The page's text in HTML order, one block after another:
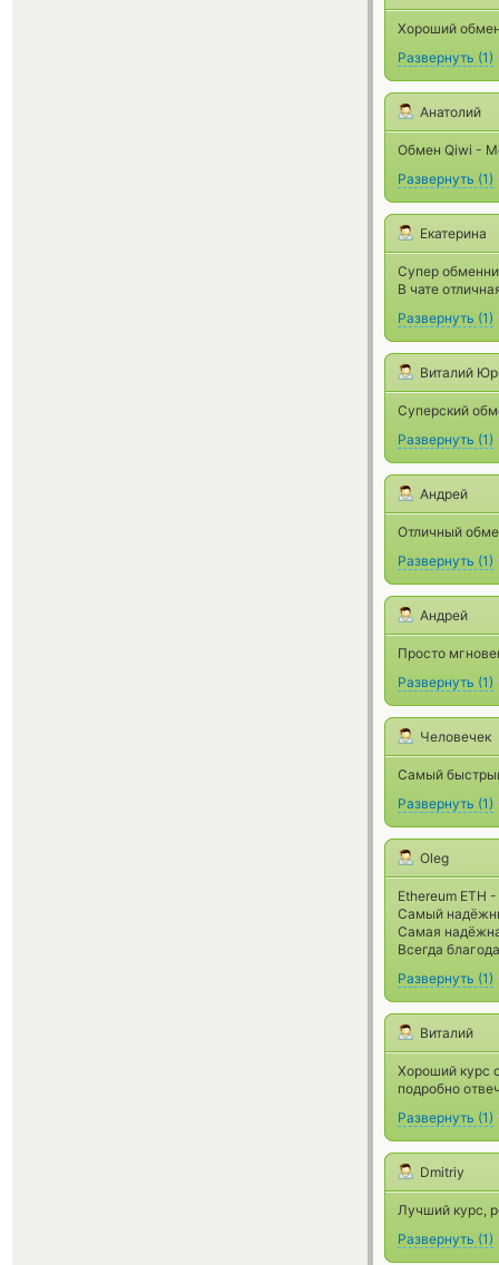
Хороший
Развернуть (1)
Анатолий
Обмен Qiwi -
Развернуть (1)
Екатерина
Супер
В чате
Развернуть (1)
Виталий
Суперский
Развернуть (1)
Андрей
Отличный
Развернуть (1)
Андрей
Просто
Развернуть (1)
Человечек
Самый
Развернуть (1)
Oleg
Ethereum ETH
Самый
Самая
Всегда
Развернуть (1)
Виталий
Хороший курс
подробно
Развернуть (1)
Dmitriy
Лучший курс,
Развернуть (1)